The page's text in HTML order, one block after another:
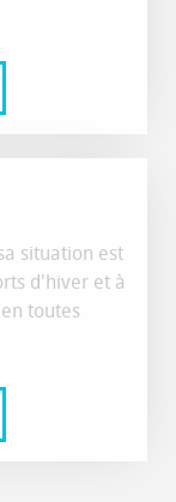
situation est
d'hiver et à
toutes